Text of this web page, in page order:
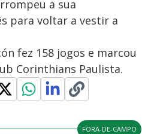
a sua
para voltar a vestir a
fez 158 jogos e marcou
Corinthians Paulista.
FORA-DE-CAMPO